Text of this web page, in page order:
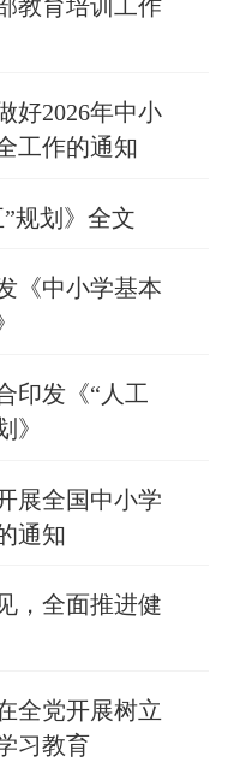
教育培训工作
好2026年中小
工作的通知
”规划》全文
《中小学基本
印发《“人工
》
展全国中小学
通知
，全面推进健
全党开展树立
习教育